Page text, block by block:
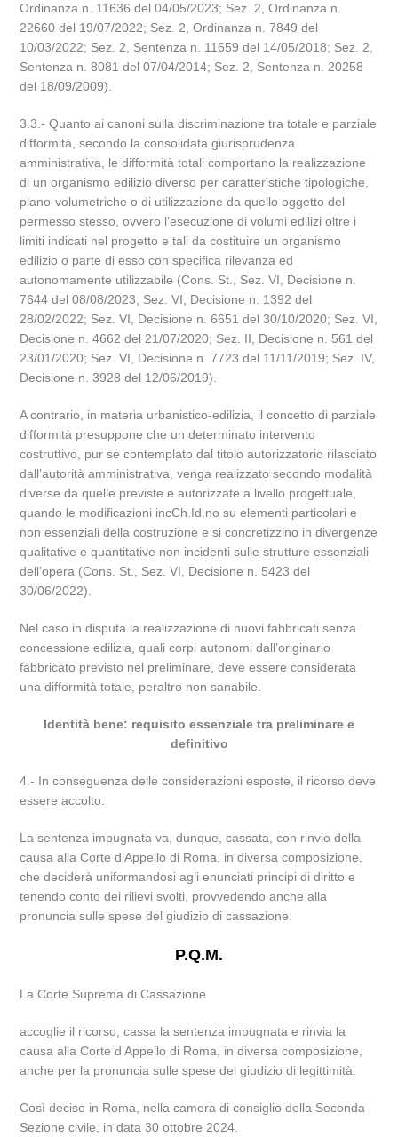
Ordinanza n. 11636 del 04/05/2023; Sez. 2, Ordinanza n.
22660 del 19/07/2022; Sez. 2, Ordinanza n. 7849 del
10/03/2022; Sez. 2, Sentenza n. 11659 del 14/05/2018; Sez. 2,
Sentenza n. 8081 del 07/04/2014; Sez. 2, Sentenza n. 20258
del 18/09/2009).
3.3.- Quanto ai canoni sulla discriminazione tra totale e parziale
difformità, secondo la consolidata giurisprudenza
amministrativa, le difformità totali comportano la realizzazione
di un organismo edilizio diverso per caratteristiche tipologiche,
plano-volumetriche o di utilizzazione da quello oggetto del
permesso stesso, ovvero l’esecuzione di volumi edilizi oltre i
limiti indicati nel progetto e tali da costituire un organismo
edilizio o parte di esso con specifica rilevanza ed
autonomamente utilizzabile (Cons. St., Sez. VI, Decisione n.
7644 del 08/08/2023; Sez. VI, Decisione n. 1392 del
28/02/2022; Sez. VI, Decisione n. 6651 del 30/10/2020; Sez. VI,
Decisione n. 4662 del 21/07/2020; Sez. II, Decisione n. 561 del
23/01/2020; Sez. VI, Decisione n. 7723 del 11/11/2019; Sez. IV,
Decisione n. 3928 del 12/06/2019).
A contrario, in materia urbanistico-edilizia, il concetto di parziale
difformità presuppone che un determinato intervento
costruttivo, pur se contemplato dal titolo autorizzatorio rilasciato
dall’autorità amministrativa, venga realizzato secondo modalità
diverse da quelle previste e autorizzate a livello progettuale,
quando le modificazioni incCh.Id.no su elementi particolari e
non essenziali della costruzione e si concretizzino in divergenze
qualitative e quantitative non incidenti sulle strutture essenziali
dell’opera (Cons. St., Sez. VI, Decisione n. 5423 del
30/06/2022).
Nel caso in disputa la realizzazione di nuovi fabbricati senza
concessione edilizia, quali corpi autonomi dall’originario
fabbricato previsto nel preliminare, deve essere considerata
una difformità totale, peraltro non sanabile.
Identità bene: requisito essenziale tra preliminare e
definitivo
4.- In conseguenza delle considerazioni esposte, il ricorso deve
essere accolto.
La sentenza impugnata va, dunque, cassata, con rinvio della
causa alla Corte d’Appello di Roma, in diversa composizione,
che deciderà uniformandosi agli enunciati principi di diritto e
tenendo conto dei rilievi svolti, provvedendo anche alla
pronuncia sulle spese del giudizio di cassazione.
P.Q.M.
La Corte Suprema di Cassazione
accoglie il ricorso, cassa la sentenza impugnata e rinvia la
causa alla Corte d’Appello di Roma, in diversa composizione,
anche per la pronuncia sulle spese del giudizio di legittimità.
Così deciso in Roma, nella camera di consiglio della Seconda
Sezione civile, in data 30 ottobre 2024.